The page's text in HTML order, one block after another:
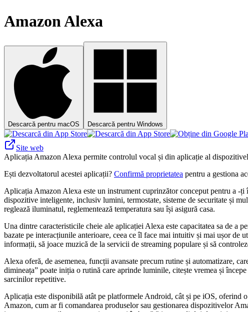
Amazon Alexa
Descarcă pentru macOS Descarcă pentru Windows
Site web
Aplicația Amazon Alexa permite controlul vocal și din aplicație al
Ești dezvoltatorul acestei aplicații? Confirmă proprietatea pentru a gestiona
Aplicația Amazon Alexa este un instrument cuprinzător conceput pentru a -
dispozitive inteligente, inclusiv lumini, termostate, sisteme de securitate și
reglează iluminatul, reglementează temperatura sau își asigură casa.
Una dintre caracteristicile cheie ale aplicației Alexa este capacitatea sa de a
bazate pe interacțiunile anterioare, ceea ce îl face mai intuitiv și mai ușor
informații, să joace muzică de la servicii de streaming populare și să
Alexa oferă, de asemenea, funcții avansate precum rutine și automatizare,
dimineața” poate iniția o rutină care aprinde luminile, citește vremea și
sarcinilor repetitive.
Aplicația este disponibilă atât pe platformele Android, cât și pe iOS, oferind
Amazon, cum ar fi comandarea produselor sau gestionarea dispozitivelor